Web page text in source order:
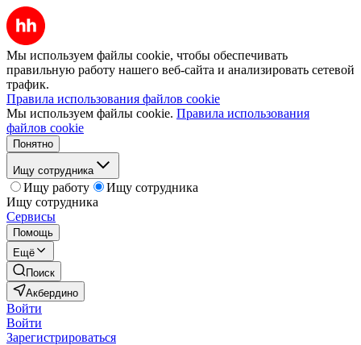
Мы используем файлы cookie, чтобы обеспечивать
правильную работу нашего веб-сайта и анализировать сетевой
трафик.
Правила использования файлов cookie
Мы используем файлы cookie. Правила использования
файлов cookie
Понятно
Ищу сотрудника
Ищу работу
Ищу сотрудника
Ищу сотрудника
Сервисы
Помощь
Ещё
Поиск
Акбердино
Войти
Войти
Зарегистрироваться